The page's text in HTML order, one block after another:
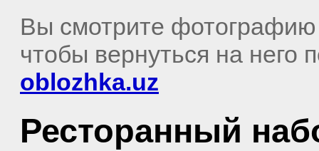
Вы смотрите
чтобы вернуться на него
oblozhka.uz
Ресторанный